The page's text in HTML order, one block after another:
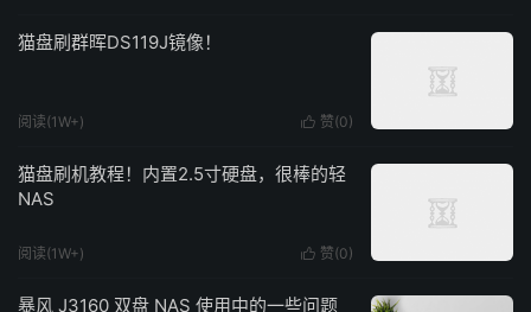
猫盘刷群晖DS119J镜像！
 赞(0)
阅读(1W+)
猫盘刷机教程！内置2.5寸硬盘，很棒的轻
NAS
 赞(0)
阅读(1W+)
暴风 J3160 双盘 NAS 使用中的一些问题